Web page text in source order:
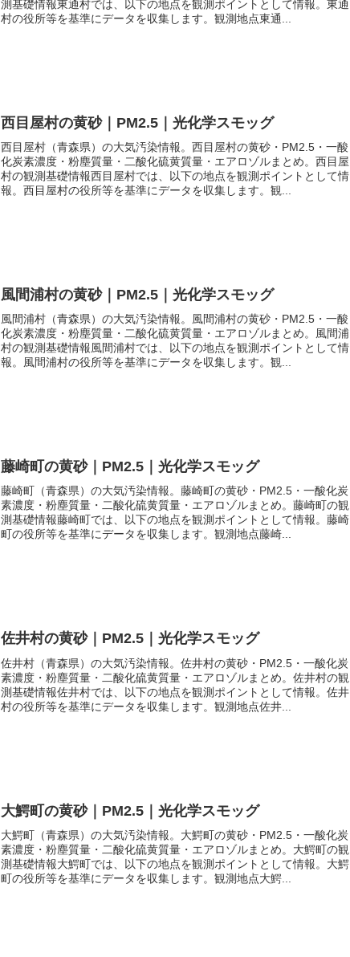
測基礎情報東通村では、以下の地点を観測ポイントとして情報。東通
村の役所等を基準にデータを収集します。観測地点東通...
西目屋村の黄砂｜PM2.5｜光化学スモッグ
西目屋村（青森県）の大気汚染情報。西目屋村の黄砂・PM2.5・一酸
化炭素濃度・粉塵質量・二酸化硫黄質量・エアロゾルまとめ。西目屋
村の観測基礎情報西目屋村では、以下の地点を観測ポイントとして情
報。西目屋村の役所等を基準にデータを収集します。観...
風間浦村の黄砂｜PM2.5｜光化学スモッグ
風間浦村（青森県）の大気汚染情報。風間浦村の黄砂・PM2.5・一酸
化炭素濃度・粉塵質量・二酸化硫黄質量・エアロゾルまとめ。風間浦
村の観測基礎情報風間浦村では、以下の地点を観測ポイントとして情
報。風間浦村の役所等を基準にデータを収集します。観...
藤崎町の黄砂｜PM2.5｜光化学スモッグ
藤崎町（青森県）の大気汚染情報。藤崎町の黄砂・PM2.5・一酸化炭
素濃度・粉塵質量・二酸化硫黄質量・エアロゾルまとめ。藤崎町の観
測基礎情報藤崎町では、以下の地点を観測ポイントとして情報。藤崎
町の役所等を基準にデータを収集します。観測地点藤崎...
佐井村の黄砂｜PM2.5｜光化学スモッグ
佐井村（青森県）の大気汚染情報。佐井村の黄砂・PM2.5・一酸化炭
素濃度・粉塵質量・二酸化硫黄質量・エアロゾルまとめ。佐井村の観
測基礎情報佐井村では、以下の地点を観測ポイントとして情報。佐井
村の役所等を基準にデータを収集します。観測地点佐井...
大鰐町の黄砂｜PM2.5｜光化学スモッグ
大鰐町（青森県）の大気汚染情報。大鰐町の黄砂・PM2.5・一酸化炭
素濃度・粉塵質量・二酸化硫黄質量・エアロゾルまとめ。大鰐町の観
測基礎情報大鰐町では、以下の地点を観測ポイントとして情報。大鰐
町の役所等を基準にデータを収集します。観測地点大鰐...